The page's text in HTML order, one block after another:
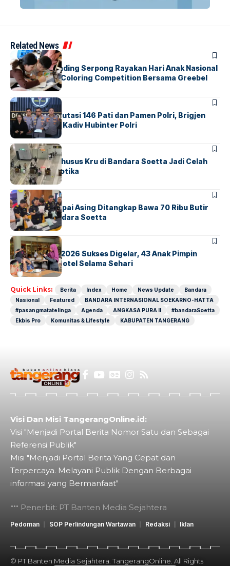
Related News
BERITAINDEX
Atria Hotel Gading Serpong Rayakan Hari Anak Nasional
Lewat Family Coloring Competition Bersama Greebel
Indonesia
BERITA
Mabes Polri Mutasi 146 Pati dan Pamen Polri, Brigjen
Untung Jabat Kadiv Hubinter Polri
BANDARABERITA
Ketika Jalur Khusus Kru di Bandara Soetta Jadi Celah
Sindikat Narkotika
BANDARA BERITA
Kopilot Maskapai Asing Ditangkap Bawa 70 Ribu Butir
Ekstasi di Bandara Soetta
BERITAINDEX
GM For A Day 2026 Sukses Digelar, 43 Anak Pimpin
Operasional Hotel Selama Sehari
Quick Links: Berita Index Home News Update
Bandara
Nasional
Featured
BANDARA INTERNASIONAL SOEKARNO-HATTA
#pasangmatatelinga
Agenda ANGKASA PURA II
#bandaraSoetta
Ekbis Pro
Komunitas & Lifestyle KABUPATEN TANGERANG
Visi Dan Misi TangerangOnline.id:
Visi "Menjadi Portal Berita Nomor Satu dan Sebagai
Referensi Publik"
Misi "Menjadi Portal Berita Yang Cepat dan
Terpercaya. Melayani Publik Dengan Berbagai
informasi yang Bermanfaat"
Penerbit: PT Banten Media Sejahtera
Pedoman SOP Perlindungan Wartawan Redaksi Iklan
© PT Banten Media Sejahtera. TangerangOnline. All Rights